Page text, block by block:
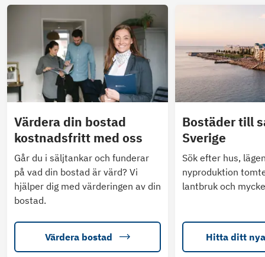
Värdera din bostad
kostnadsfritt med oss
Går du i säljtankar och funderar
på vad din bostad är värd? Vi
hjälper dig med värderingen av din
bostad.
Värdera bostad
Bostäder till
Sverige
Sök efter hus,
nyproduktion
lantbruk och
Hitta ditt